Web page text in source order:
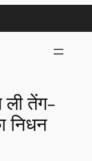
ली तेंग-
निधन